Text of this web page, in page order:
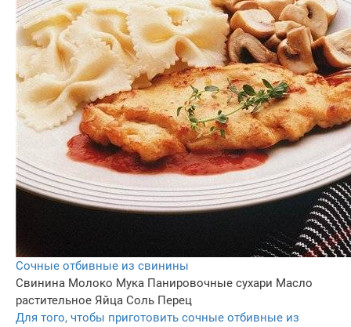
Сочные отбивные из свинины
Свинина Молоко Мука Панировочные сухари Масло
растительное Яйца Соль Перец
Для того, чтобы приготовить сочные отбивные из